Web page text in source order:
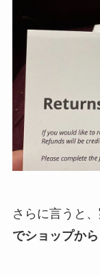
さらに言うと、
でショップか